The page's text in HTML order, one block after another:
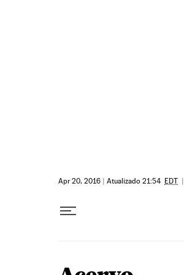
Apr 20, 2016 | Atualizado 21:54 EDT |